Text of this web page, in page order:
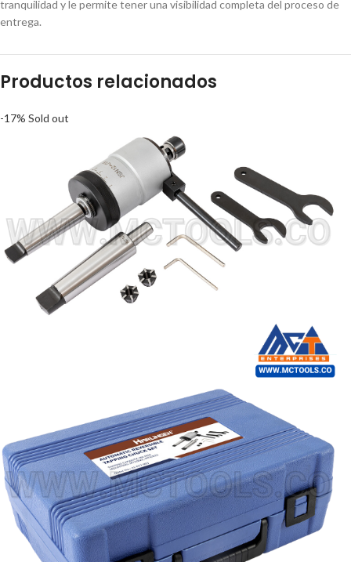
tranquilidad y le permite tener una visibilidad completa del proceso de
entrega.
Productos relacionados
-17% Sold out